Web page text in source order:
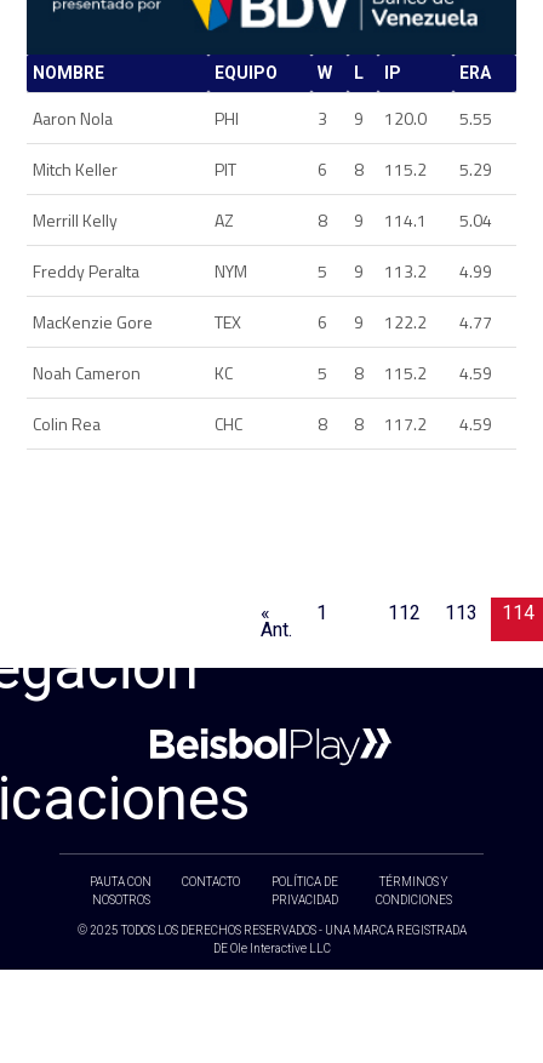
NOMBRE EQUIPO W L IP ERA
Aaron Nola PHI 3 9 120.0
5.55
Mitch Keller
PIT 6 8 115.2
5.29
Merrill Kelly
AZ 8 9 114.1
5.04
Freddy Peralta
NYM 5 9 113.2
4.99
MacKenzie Gore
TEX 6 9 122.2
4.77
Noah Cameron
KC 5 8 115.2
4.59
Colin Rea
CHC 8 8 117.2 4.59
«
Ant.
1 112 113 114
PAUTA CON
NOSOTROS
CONTACTO
POLÍTICA DE
PRIVACIDAD
TÉRMINOS Y
CONDICIONES
© 2025 TODOS LOS DERECHOS RESERVADOS - UNA MARCA REGISTRADA
DE Ole Interactive LLC